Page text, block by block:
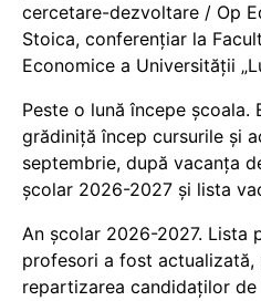
cercetare-dezvoltare / Op
Stoica, conferențiar la
Economice a Universității
Peste o lună începe școala.
grădiniță încep cursurile și
septembrie, după vacanța
școlar 2026-2027 și lista
An școlar 2026-2027. Lista
profesori a fost actualizată,
repartizarea candidaților